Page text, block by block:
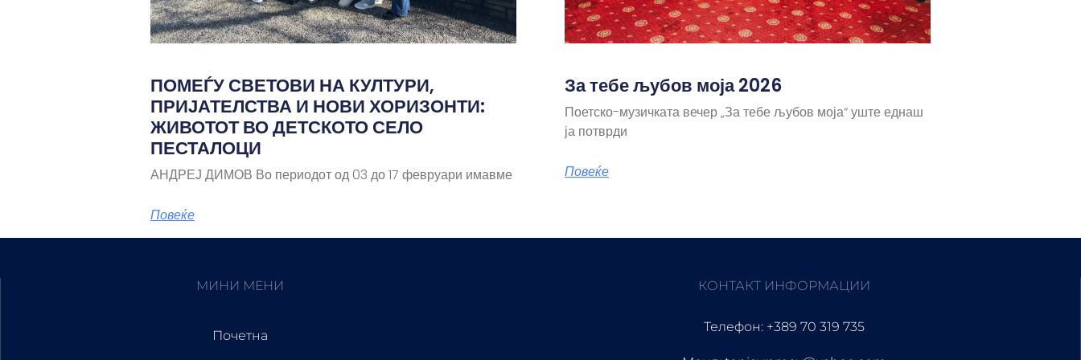
ПОМЕЃУ СВЕТОВИ НА КУЛТУРИ,
ПРИЈАТЕЛСТВА И НОВИ ХОРИЗОНТИ:
ЖИВОТОТ ВО ДЕТСКОТО СЕЛО
ПЕСТАЛОЦИ
АНДРЕЈ ДИМОВ Во периодот од 03 до 17 февруари имавме
Повеќе
За тебе љубов моја 2026
Поетско-музичката вечер „За тебе љубов моја“ уште еднаш
ја потврди
Повеќе
МИНИ МЕНИ
Почетна
КОНТАКТ ИНФОРМАЦИИ
Телефон: +389 70 319 735